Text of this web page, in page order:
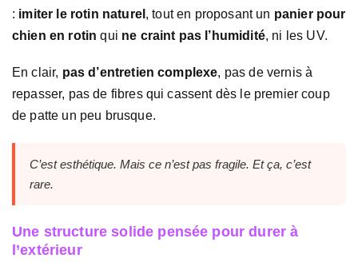
: imiter le rotin naturel , tout en proposant un panier pour
chien en rotin qui ne craint pas l’humidité, ni les UV.
En clair, pas d’entretien complexe, pas de vernis à
repasser, pas de fibres qui cassent dès le premier coup
de patte un peu brusque.
C’est esthétique. Mais ce n’est pas fragile. Et ça, c’est
rare.
Une structure solide pensée pour durer à
l’extérieur